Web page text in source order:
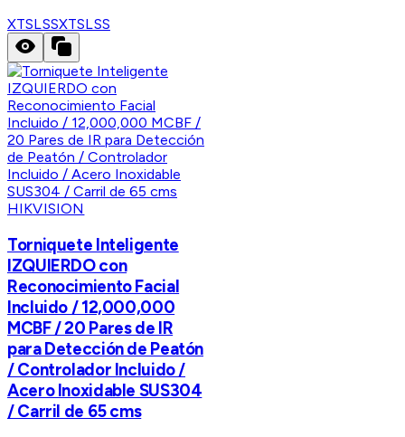
XTSLSSXTSLSS
HIKVISION
Torniquete Inteligente
IZQUIERDO con
Reconocimiento Facial
Incluido / 12,000,000
MCBF / 20 Pares de IR
para Detección de Peatón
/ Controlador Incluido /
Acero Inoxidable SUS304
/ Carril de 65 cms